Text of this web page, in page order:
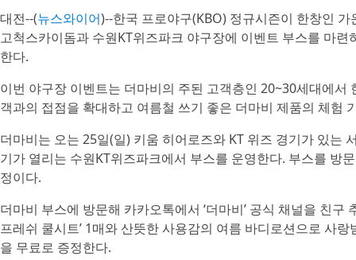
대전--(뉴스와이어)--한국 프로야구(KBO) 정규시즌이 한창인
고척스카이돔과 수원KT위즈파크 야구장에 이벤트 부스를 마
한다.
이번 야구장 이벤트는 더마비의 주된 고객층인 20~30세대에
객과의 접점을 확대하고 여름철 쓰기 좋은 더마비 제품의 체험
더마비는 오는 25일(일) 키움 히어로즈와 KT 위즈 경기가 있는
기가 열리는 수원KT위즈파크에서 부스를 운영한다. 부스를 방
정이다.
더마비 부스에 방문해 카카오톡에서 ‘더마비’ 공식 채널을 친
프레쉬 쿨시트’ 1매와 산뜻한 사용감의 여름 바디로션으로 사
을 무료로 증정한다.